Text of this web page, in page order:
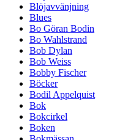
Blöjavvänjning
Blues
Bo Göran Bodin
Bo Wahlstrand
Bob Dylan
Bob Weiss
Bobby Fischer
Böcker
Bodil Appelquist
Bok
Bokcirkel
Boken